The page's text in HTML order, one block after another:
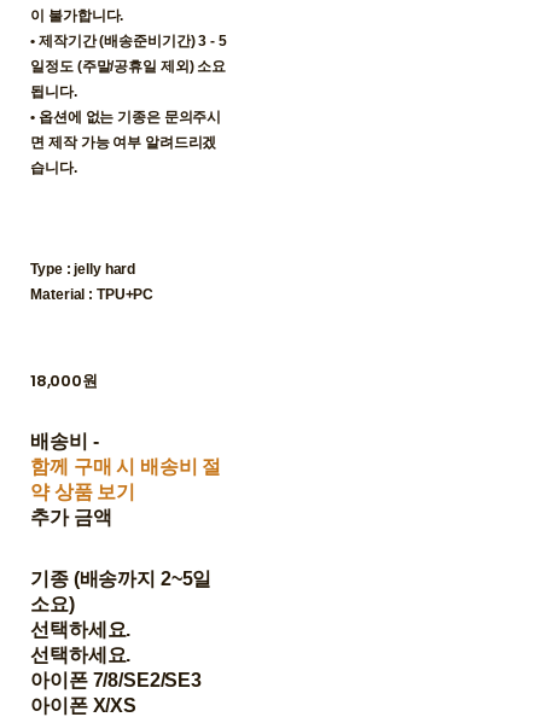
이 불가합니다.
• 제작기간 (배송준비기간) 3 - 5
일정도 (주말/공휴일 제외) 소요
됩니다.
• 옵션에 없는 기종은 문의주시
면 제작 가능 여부 알려드리겠
습니다.
Type : jelly hard
Material : TPU+PC
18,000원
배송비 -
함께 구매 시 배송비 절
약 상품 보기
추가 금액
기종 (배송까지 2~5일
소요)
선택하세요.
선택하세요.
아이폰 7/8/SE2/SE3
아이폰 X/XS